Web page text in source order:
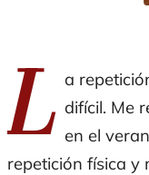
L a
difícil. Me
en el
repetición física y